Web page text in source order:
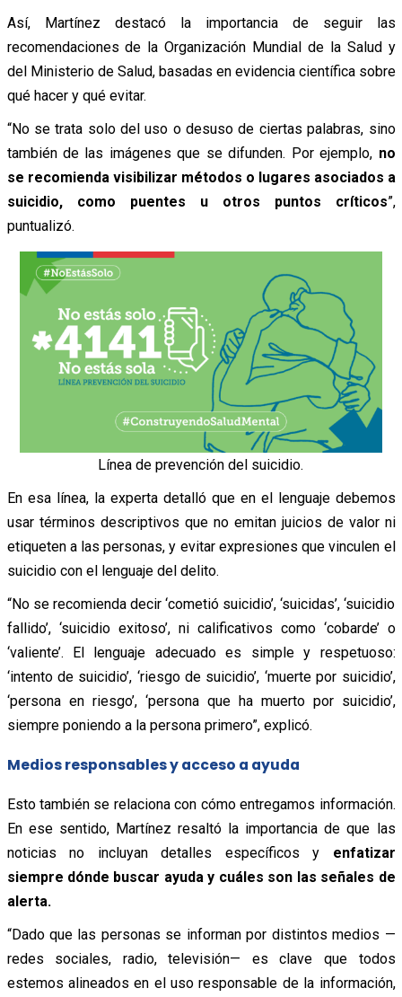
Así, Martínez destacó la importancia de seguir las
recomendaciones de la Organización Mundial de la Salud y
del Ministerio de Salud, basadas en evidencia científica sobre
qué hacer y qué evitar.
“No se trata solo del uso o desuso de ciertas palabras, sino
también de las imágenes que se difunden. Por ejemplo, no
se recomienda visibilizar métodos o lugares asociados a
suicidio, como puentes u otros puntos críticos”,
puntualizó.
Línea de prevención del suicidio.
En esa línea, la experta detalló que en el lenguaje debemos
usar términos descriptivos que no emitan juicios de valor ni
etiqueten a las personas, y evitar expresiones que vinculen el
suicidio con el lenguaje del delito.
“No se recomienda decir ‘cometió suicidio’, ‘suicidas’, ‘suicidio
fallido’, ‘suicidio exitoso’, ni calificativos como ‘cobarde’ o
‘valiente’. El lenguaje adecuado es simple y respetuoso:
‘intento de suicidio’, ‘riesgo de suicidio’, ‘muerte por suicidio’,
‘persona en riesgo’, ‘persona que ha muerto por suicidio’,
siempre poniendo a la persona primero”, explicó.
Medios responsables y acceso a ayuda
Esto también se relaciona con cómo entregamos información.
En ese sentido, Martínez resaltó la importancia de que las
noticias no incluyan detalles específicos y enfatizar
siempre dónde buscar ayuda y cuáles son las señales de
alerta.
“Dado que las personas se informan por distintos medios —
redes sociales, radio, televisión— es clave que todos
estemos alineados en el uso responsable de la información,